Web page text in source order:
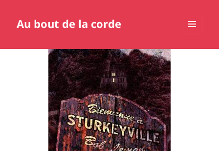
Au bout de la corde